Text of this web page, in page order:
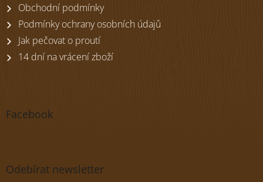
Obchodní podmínky
Podmínky ochrany osobních údajů
Jak pečovat o proutí
14 dní na vrácení zboží
Facebook
Odebírat newsletter